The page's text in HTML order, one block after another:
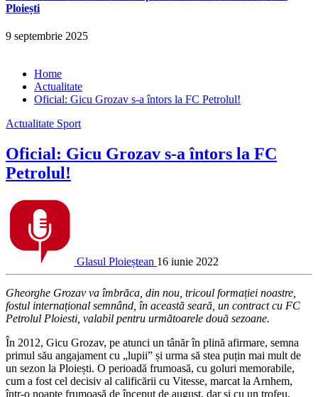
Ploiești
9 septembrie 2025
Home
Actualitate
Oficial: Gicu Grozav s-a întors la FC Petrolul!
Actualitate Sport
Oficial: Gicu Grozav s-a întors la FC
Petrolul!
Glasul Ploieștean 16 iunie 2022
Gheorghe Grozav va îmbrăca, din nou, tricoul formației noastre,
fostul internațional semnând, în această seară, un contract cu FC
Petrolul Ploiesti, valabil pentru următoarele două sezoane.
În 2012, Gicu Grozav, pe atunci un tânăr în plină afirmare, semna
primul său angajament cu „lupii” și urma să stea puțin mai mult de
un sezon la Ploiești. O perioadă frumoasă, cu goluri memorabile,
cum a fost cel decisiv al calificării cu Vitesse, marcat la Arnhem,
într-o noapte frumoasă de început de august, dar și cu un trofeu,